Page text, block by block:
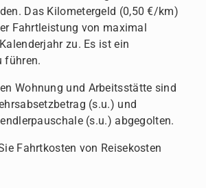
Das Kilometergeld (0,50 €/km)
Fahrtleistung von maximal
zu. Es ist ein
führen.
Wohnung und Arbeitsstätte sind
(s.u.) und
(s.u.) abgegolten.
Fahrtkosten von Reisekosten